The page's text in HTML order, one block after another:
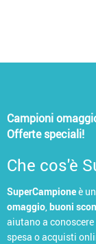
Campioni
Offerte speciali!
Che cos'è
SuperCampioneè
omaggio buoni
aiutano a
spesa o acquisti